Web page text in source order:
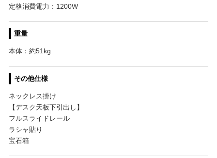
定格消費電力：1200W
重量
本体：約51kg
その他仕様
ネックレス掛け
【デスク天板下引出し】
フルスライドレール
ラシャ貼り
宝石箱